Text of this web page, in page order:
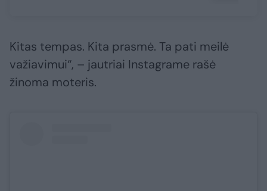
Kitas tempas. Kita prasmė. Ta pati meilė
važiavimui“, – jautriai Instagrame rašė
žinoma moteris.